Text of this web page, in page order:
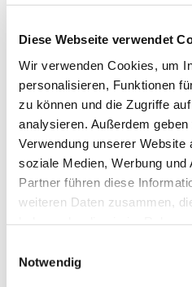
Diese Webseite verwendet
Wir verwenden Cookies, um
personalisieren, Funktionen
zu können und die Zugriffe
analysieren. Außerdem
Verwendung unserer Website
soziale Medien, Werbung
Partner führen diese
weiteren Daten zusammen,
Notwendig
Dies